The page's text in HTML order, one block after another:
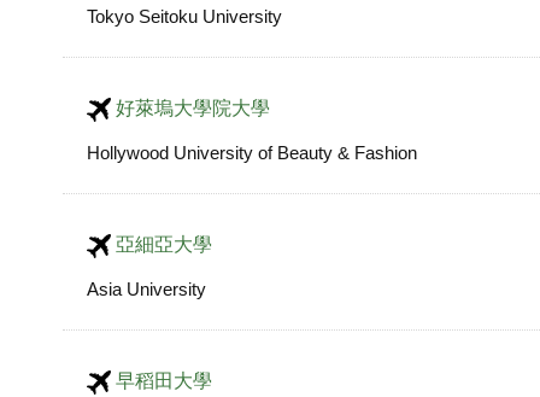
Tokyo Seitoku University
好萊塢大學院大學
Hollywood University of Beauty & Fashion
亞細亞大學
Asia University
早稻田大學